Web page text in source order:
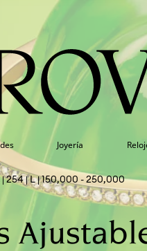
Joyería
254 L 150,000 - 250,000